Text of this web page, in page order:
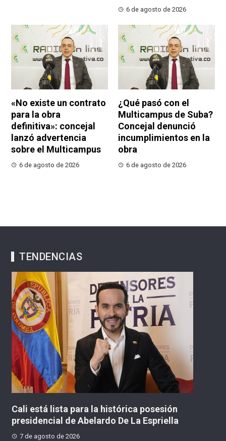
6 de agosto de 2026
«No existe un contrato
para la obra
definitiva»: concejal
lanzó advertencia
sobre el Multicampus
6 de agosto de 2026
¿Qué pasó con el
Multicampus de Suba?
Concejal denunció
incumplimientos en la
obra
6 de agosto de 2026
TENDENCIAS
Cuatro capturados tras presunto hurto por
techo de un inmueble en Barrios Unidos
7 de agosto de 2026